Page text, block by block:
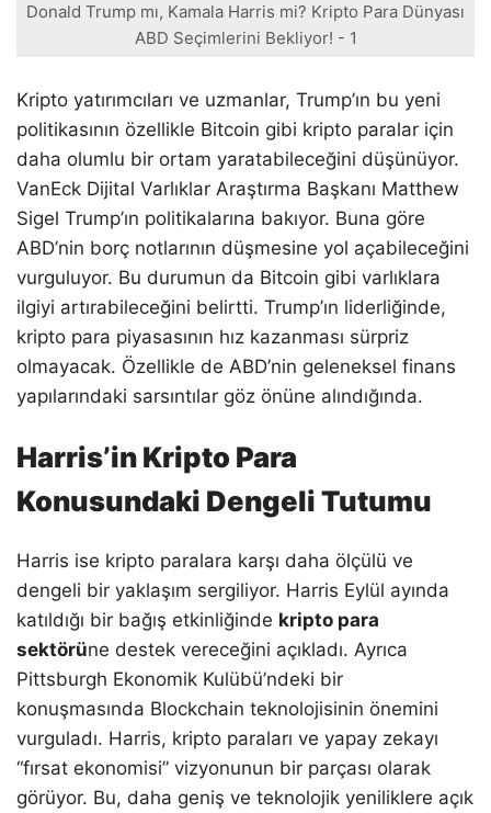
Donald Trump mı, Kamala Harris mi? Kripto Para Dünyası
ABD Seçimlerini Bekliyor! - 1
Kripto yatırımcıları ve uzmanlar, Trump’ın bu yeni
politikasının özellikle Bitcoin gibi kripto paralar için
daha olumlu bir ortam yaratabileceğini düşünüyor.
VanEck Dijital Varlıklar Araştırma Başkanı Matthew
Sigel Trump’ın politikalarına bakıyor. Buna göre
ABD’nin borç notlarının düşmesine yol açabileceğini
vurguluyor. Bu durumun da Bitcoin gibi varlıklara
ilgiyi artırabileceğini belirtti. Trump’ın liderliğinde,
kripto para piyasasının hız kazanması sürpriz
olmayacak. Özellikle de ABD’nin geleneksel finans
yapılarındaki sarsıntılar göz önüne alındığında.
Harris’in Kripto Para
Konusundaki Dengeli Tutumu
Harris ise kripto paralara karşı daha ölçülü ve
dengeli bir yaklaşım sergiliyor. Harris Eylül ayında
katıldığı bir bağış etkinliğinde kripto para
sektörüne destek vereceğini açıkladı. Ayrıca
Pittsburgh Ekonomik Kulübü’ndeki bir
konuşmasında Blockchain teknolojisinin önemini
vurguladı. Harris, kripto paraları ve yapay zekayı
“fırsat ekonomisi” vizyonunun bir parçası olarak
görüyor. Bu, daha geniş ve teknolojik yeniliklere açık